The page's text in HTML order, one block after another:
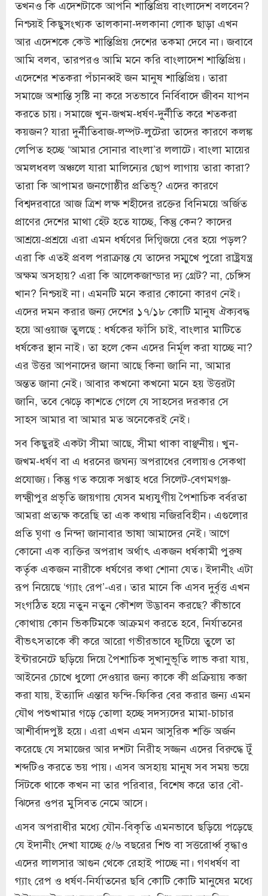
তখনও কি এদেশটাকে আপনি শান্তিপ্রিয় বাংলাদেশ বলবেন?
নিশ্চয়ই কিছুসংখ্যক তালকানা-দলকানা লোক ছাড়া এখন
আর এদেশকে কেউ শান্তিপ্রিয় দেশের তকমা দেবে না। জবাবে
আমি বলব, তারপরও আমি মনে করি বাংলাদেশ শান্তিপ্রিয়।
এদেশের শতকরা পঁচানব্বই জন মানুষ শান্তিপ্রিয়। তারা
সমাজে অশান্তি সৃষ্টি না করে সত্ভাবে নির্বিবাদে জীবন যাপন
করতে চায়। সমাজে খুন-জখম-ধর্ষণ-দুর্নীতি করে শতকরা
কয়জন? যারা দুর্নীতিবাজ-লম্পট-লুটেরা তাদের কারণে কলঙ্ক
লেপিত হচ্ছে ‘আমার সোনার বাংলা’র ললাটে। বাংলা মায়ের
অমলধবল অঞ্চলে যারা মালিন্যের ছোপ লাগায় তারা কারা?
তারা কি আপামর জনগোষ্ঠীর প্রতিভূ? এদের কারণে
বিশ্বদরবারে আজ ত্রিশ লক্ষ শহীদের রক্তের বিনিময়ে অর্জিত
প্রাণের দেশের মাথা হেঁট হতে যাচ্ছে, কিন্তু কেন? কাদের
আশ্রয়ে-প্রশ্রয়ে এরা এমন ধর্ষণের দিগ্বিজয়ে বের হয়ে পড়ল?
এরা কি এতই প্রবল পরাক্রান্ত যে তাদের সম্মুখে পুরো রাষ্ট্রযন্ত্র
অক্ষম অসহায়? এরা কি আলেকজান্ডার দ্য গ্রেট? না, চেঙ্গিস
খান? নিশ্চয়ই না। এমনটি মনে করার কোনো কারণ নেই।
এদের দমন করার জন্য দেশের ১৭/১৮ কোটি মানুষ ঐক্যবদ্ধ
হয়ে আওয়াজ তুলছে : ধর্ষকের ফাঁসি চাই, বাংলার মাটিতে
ধর্ষকের স্থান নাই। তা হলে কেন এদের নির্মূল করা যাচ্ছে না?
এর উত্তর আপনাদের জানা আছে কিনা জানি না, আমার
অন্তত জানা নেই। আবার কখনো কখনো মনে হয় উত্তরটা
জানি, তবে ঝেড়ে কাশতে গেলে যে সাহসের দরকার সে
সাহস আমার বা আমার মত অনেকেরই নেই।
সব কিছুরই একটা সীমা আছে, সীমা থাকা বাঞ্ছনীয়। খুন-
জখম-ধর্ষণ বা এ ধরনের জঘন্য অপরাধের বেলায়ও সেকথা
প্রযোজ্য। কিন্তু গত কয়েক সপ্তাহ ধরে সিলেট-বেগমগঞ্জ-
লক্ষ্মীপুর প্রভৃতি জায়গায় যেসব মধ্যযুগীয় পৈশাচিক বর্বরতা
আমরা প্রত্যক্ষ করেছি তা এক কথায় নজিরবিহীন। এগুলোর
প্রতি ঘৃণা ও নিন্দা জানাবার ভাষা আমাদের নেই। আগে
কোনো এক ব্যক্তির অপরাধ অর্থাৎ একজন ধর্ষকামী পুরুষ
কর্তৃক একজন নারীকে ধর্ষণের কথা শোনা যেত। ইদানীং এটা
রূপ নিয়েছে ‘গ্যাং রেপ’-এর। তার মানে কি এসব দুর্বৃত্ত এখন
সংগঠিত হয়ে নতুন নতুন কৌশল উদ্ভাবন করছে? কীভাবে
কোথায় কোন ভিকটিমকে আক্রমণ করতে হবে, নির্যাতনের
বীভৎসতাকে কী করে আরো গভীরভাবে ফুটিয়ে তুলে তা
ইন্টারনেটে ছড়িয়ে দিয়ে পৈশাচিক সুখানুভূতি লাভ করা যায়,
আইনের চোখে ধুলো দেওয়ার জন্য কাকে কী প্রক্রিয়ায় কব্জা
করা যায়, ইত্যাদি এন্তার ফন্দি-ফিকির বের করার জন্য এমন
যৌথ পশুখামার গড়ে তোলা হচ্ছে সদস্যদের মামা-চাচার
আশীর্বাদপুষ্ট হয়ে। এরা এখন এমন আসুরিক শক্তি অর্জন
করেছে যে সমাজের আর দশটা নিরীহ সজ্জন এদের বিরুদ্ধে টুঁ
শব্দটিও করতে ভয় পায়। এসব অসহায় মানুষ সব সময় ভয়ে
সিঁটকে থাকে কখন না তার পরিবার, বিশেষ করে তার বৌ-
ঝিদের ওপর মুসিবত নেমে আসে।
এসব অপরাধীর মধ্যে যৌন-বিকৃতি এমনভাবে ছড়িয়ে পড়েছে
যে ইদানীং দেখা যাচ্ছে ৫/৬ বছরের শিশু বা সত্তরোর্ধ্ব বৃদ্ধাও
এদের লালসার আগুন থেকে রেহাই পাচ্ছে না। গণধর্ষণ বা
গ্যাং রেপ ও ধর্ষণ-নির্যাতনের ছবি কোটি কোটি মানুষের মধ্যে